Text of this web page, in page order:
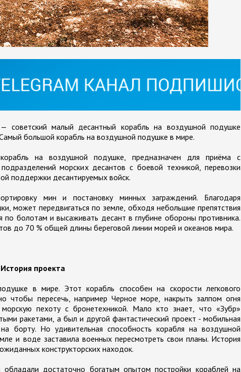
советский малый десантный корабль на воздушной подушке
большой корабль на воздушной подушке в мире.
на воздушной подушке, предназначен для приёма с
морских десантов с боевой техникой, перевозки
поддержки десантируемых войск.
мин и постановку минных заграждений. Благодаря
может передвигаться по земле, обходя небольшие препятствия
по болотам и высаживать десант в глубине обороны противника.
до 70 % общей длины береговой линии морей и океанов мира.
История проекта
в мире. Этот корабль способен на скорости легкового
чтобы пересечь, например Черное море, накрыть залпом огня
пехоту с бронетехникой. Мало кто знает, что «Зубр»
ракетами, а был и другой фантастический проект - мобильная
борту. Но удивительная способность корабля на воздушной
и воде заставила военных пересмотреть свои планы. История
конструкторских находок.
достаточно богатым опытом постройки кораблей на